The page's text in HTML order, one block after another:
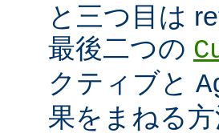
と三つ目は
最後二つの
クティブと
果をまねる